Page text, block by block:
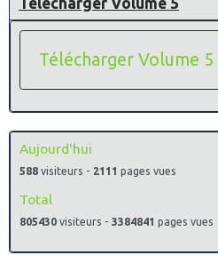
Télécharger Volume 5
Aujourd'hui
588 visiteurs - 2111 pages vues
Total
805430 visiteurs - 3384841 pages vues